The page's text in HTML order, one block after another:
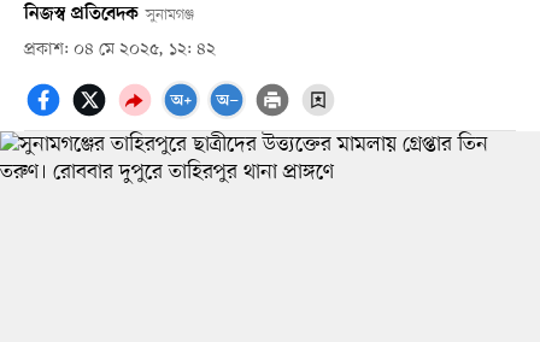
নিজস্ব প্রতিবেদক সুনামগঞ্জ
প্রকাশ: ০৪ মে ২০২৫, ১২: ৪২